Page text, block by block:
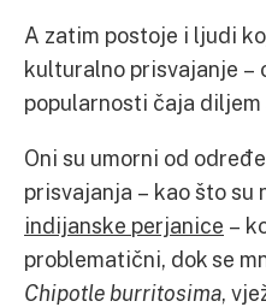
A zatim postoje i ljudi
kulturalno prisvajanje –
popularnosti čaja diljem
Oni su umorni od
prisvajanja – kao što su
indijanske perjanice –
problematični, dok se
Chipotle burritosima,